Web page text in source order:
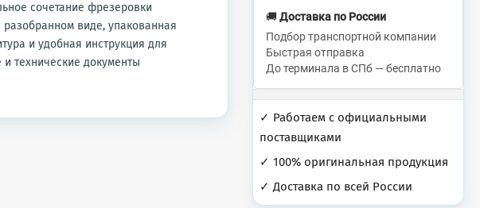
сочетание фрезеровки
виде, упакованная
и‬ ‪удобная инструкция для
‪технические документы‬
🚚 Доставка по России
Подбор транспортной компании
Быстрая отправка
До терминала в СПб — бесплатно
✓ Работаем с официальными
поставщиками
✓ 100% оригинальная продукция
✓ Доставка по всей России